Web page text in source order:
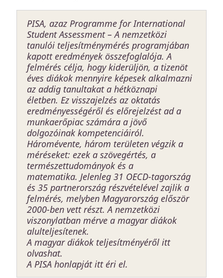
PISA, azaz Programme for International
Student Assessment– A nemzetközi
tanulói teljesítménymérés programjában
kapott eredmények összefoglalója. A
felmérés célja, hogy kiderüljön, a tizenöt
éves diákok mennyire képesek alkalmazni
az addig tanultakat a hétköznapi
életben. Ez visszajelzés az oktatás
eredményességéről és előrejelzést ad a
munkaerőpiac számára a jövő
dolgozóinak kompetenciáiról.
Háromévente, három területen végzik a
méréseket: ezek a szövegértés, a
természettudományok és a
matematika. Jelenleg 31 OECD-tagország
és 35 partnerország részvételével zajlik a
felmérés, melyben Magyarország először
2000-ben vett részt. A nemzetközi
viszonylatban mérve a magyar diákok
alulteljesítenek.
A magyar diákok teljesítményéről itt
olvashat.
A PISA honlapjátitt éri el.